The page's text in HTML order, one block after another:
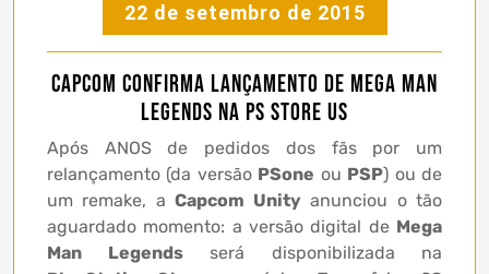
22 de setembro de 2015
Capcom confirma lançamento de Mega Man
Legends na PS Store US
Após ANOS de pedidos dos fãs por um
relançamento (da versão PSone ou PSP) ou de
um remake, aCapcom Unity anunciou o tão
aguardado momento: a versão digital de Mega
Man Legendsserá disponibilizada na